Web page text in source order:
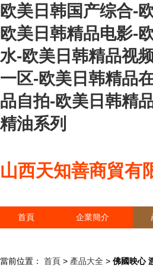
欧美日韩国产综合-
欧美日韩精品电影-
水-欧美日韩精品视
一区-欧美日韩精品
品自拍-欧美日韩精
精油系列
山西天知善商貿有
首頁 企業簡介
當前位置： 首頁 > 產品大全 > 佛國映心